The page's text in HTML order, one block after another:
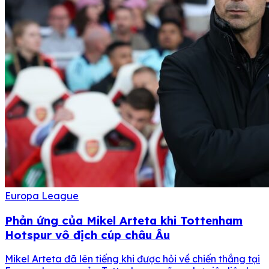
Europa League
Phản ứng của Mikel Arteta khi Tottenham
Hotspur vô địch cúp châu Âu
Mikel Arteta đã lên tiếng khi được hỏi về chiến thắng tại